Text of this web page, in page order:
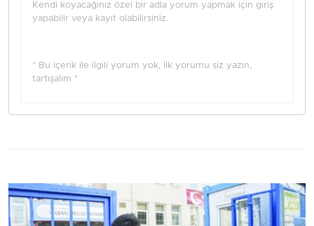
Kendi koyacağınız özel bir adla yorum yapmak için giriş
yapabilir veya kayıt olabilirsiniz.
* Bu içerik ile ilgili yorum yok, ilk yorumu siz yazın,
tartışalım *